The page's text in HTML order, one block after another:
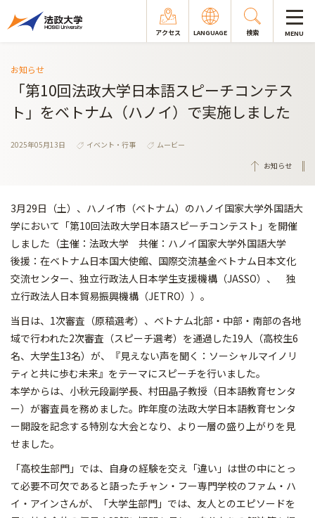
アクセス LANGUAGE 検索 MENU
お知らせ
「第10回法政大学日本語スピーチコンテス
ト」をベトナム（ハノイ）で実施しました
2025年05月13日 イベント・行事
ムービー
お知らせ
3月29日（土）、ハノイ市（ベトナム）のハノイ国家大学外国語大
学において「第10回法政大学日本語スピーチコンテスト」を開催
しました（主催：法政大学 共催：ハノイ国家大学外国語大学
後援：在ベトナム日本国大使館、国際交流基金ベトナム日本文化
交流センター、独立行政法人日本学生支援機構（JASSO）、 独
立行政法人日本貿易振興機構（JETRO））。
当日は、1次審査（原稿選考）、ベトナム北部・中部・南部の各地
域で行われた2次審査（スピーチ選考）を通過した19人（高校生6
名、大学生13名）が、『見えない声を聞く：ソーシャルマイノリ
ティと共に歩む未来』をテーマにスピーチを行いました。
本学からは、小秋元段副学長、村田晶子教授（日本語教育センタ
ー）が審査員を務めました。昨年度の法政大学日本語教育センタ
ー開設を記念する特別な大会となり、より一層の盛り上がりを見
せました。
「高校生部門」では、自身の経験を交え「違い」は世の中にとっ
て必要不可欠であると語ったチャン・フー専門学校のファム・ハ
イ・アインさんが、「大学生部門」では、友人とのエピソードを